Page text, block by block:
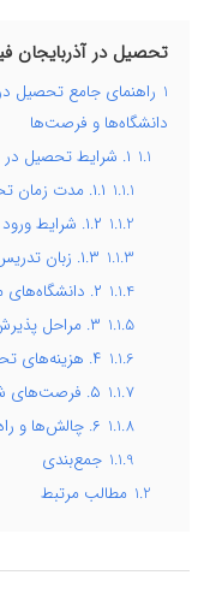
تحصیل در آذربایجان
1 راهنمای جامع تحصیل
دانشگاه‌ها و فرصت‌ها
1.1 ۱. شرایط تحصیل در رشته فیزیوتراپی در آذربایجان
1.1.1 ۱.۱. مدت زمان تحصیل
1.1.2 ۱.۲. شرایط ورود
1.1.3 ۱.۳. زبان تدریس
1.1.4 ۲. دانشگاه‌های معتبر برای تحصیل فیزیوتراپی در آذربایجان
1.1.5 ۳. مراحل پذیرش برای تحصیل در رشته فیزیوتراپی
1.1.6 ۴. هزینه‌های تحصیل در رشته فیزیوتراپی در آذربایجان
1.1.7 ۵. فرصت‌های شغلی و آینده حرفه‌ای در رشته فیزیوتراپی
1.1.8 ۶. چالش‌ها و راه‌حل‌ها
1.1.9 جمع‌بندی
1.2 مطالب مرتبط